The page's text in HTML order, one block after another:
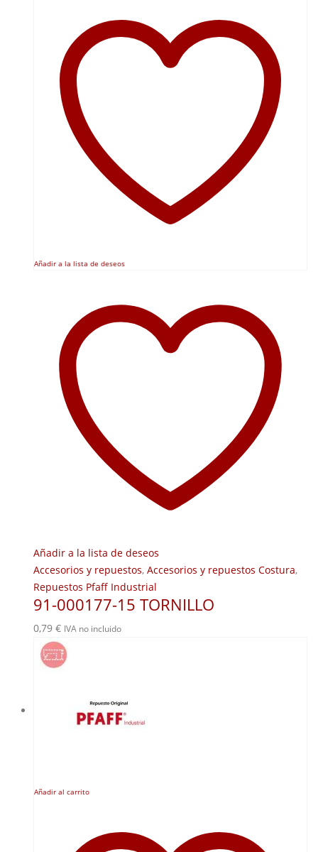
Añadir a la lista de deseos
Añadir a la lista de deseos
Accesorios y repuestos, Accesorios y repuestos Costura,
Repuestos Pfaff Industrial
91-000177-15 TORNILLO
0,79 € IVA no incluido
Añadir al carrito